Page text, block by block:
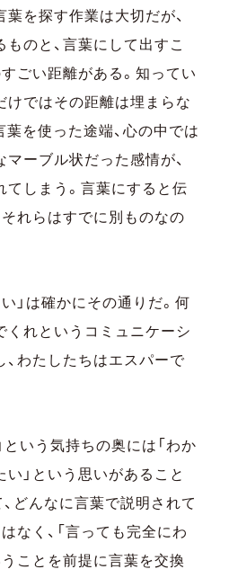
を探す作業は大切だが、
のと、言葉にして出すこ
ごい距離がある。知ってい
けではその距離は埋まらな
葉を使った途端、心の中では
ーブル状だった感情が、
しまう。言葉にすると伝
れらはすでに別ものなの
」は確かにその通りだ。何
くれというコミュニケーシ
、わたしたちはエスパーで
という気持ちの奥には「わか
」という思いがあること
どんなに言葉で説明されて
なく、「言っても完全にわ
ことを前提に言葉を交換